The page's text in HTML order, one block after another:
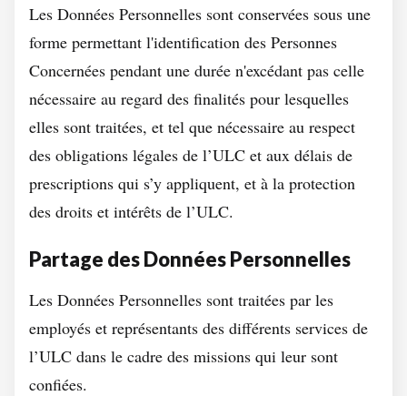
Les Données Personnelles sont conservées sous une
forme permettant l'identification des Personnes
Concernées pendant une durée n'excédant pas celle
nécessaire au regard des finalités pour lesquelles
elles sont traitées, et tel que nécessaire au respect
des obligations légales de l’ULC et aux délais de
prescriptions qui s’y appliquent, et à la protection
des droits et intérêts de l’ULC.
Partage des Données Personnelles
Les Données Personnelles sont traitées par les
employés et représentants des différents services de
l’ULC dans le cadre des missions qui leur sont
confiées.